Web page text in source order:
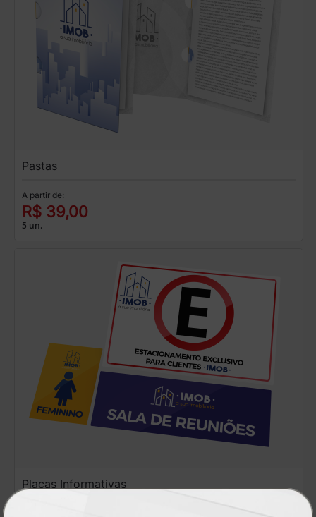
Pastas
A partir de:
R$ 39,00
5 un.
Placas Informativas